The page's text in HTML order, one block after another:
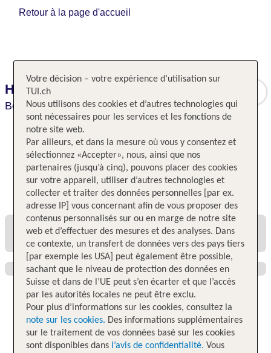
Retour à la page d'accueil
Hotel Bristol Berlin
Berlin,Berlin,Allemagne
Toutes les offres et tous les prix
Votre décision – votre expérience d’utilisation sur
TUI.ch
Nous utilisons des cookies et d’autres technologies qui
sont nécessaires pour les services et les fonctions de
notre site web.
Par ailleurs, et dans la mesure où vous y consentez et
sélectionnez «Accepter», nous, ainsi que nos
partenaires (jusqu’à cinq), pouvons placer des cookies
sur votre appareil, utiliser d’autres technologies et
collecter et traiter des données personnelles [par ex.
adresse IP] vous concernant afin de vous proposer des
contenus personnalisés sur ou en marge de notre site
web et d’effectuer des mesures et des analyses. Dans
ce contexte, un transfert de données vers des pays tiers
[par exemple les USA] peut également être possible,
sachant que le niveau de protection des données en
Suisse et dans de l’UE peut s’en écarter et que l’accès
par les autorités locales ne peut être exclu.
Pour plus d’informations sur les cookies, consultez la
note sur les cookies. Des informations supplémentaires
sur le traitement de vos données basé sur les cookies
sont disponibles dans l’avis de confidentialité. Vous